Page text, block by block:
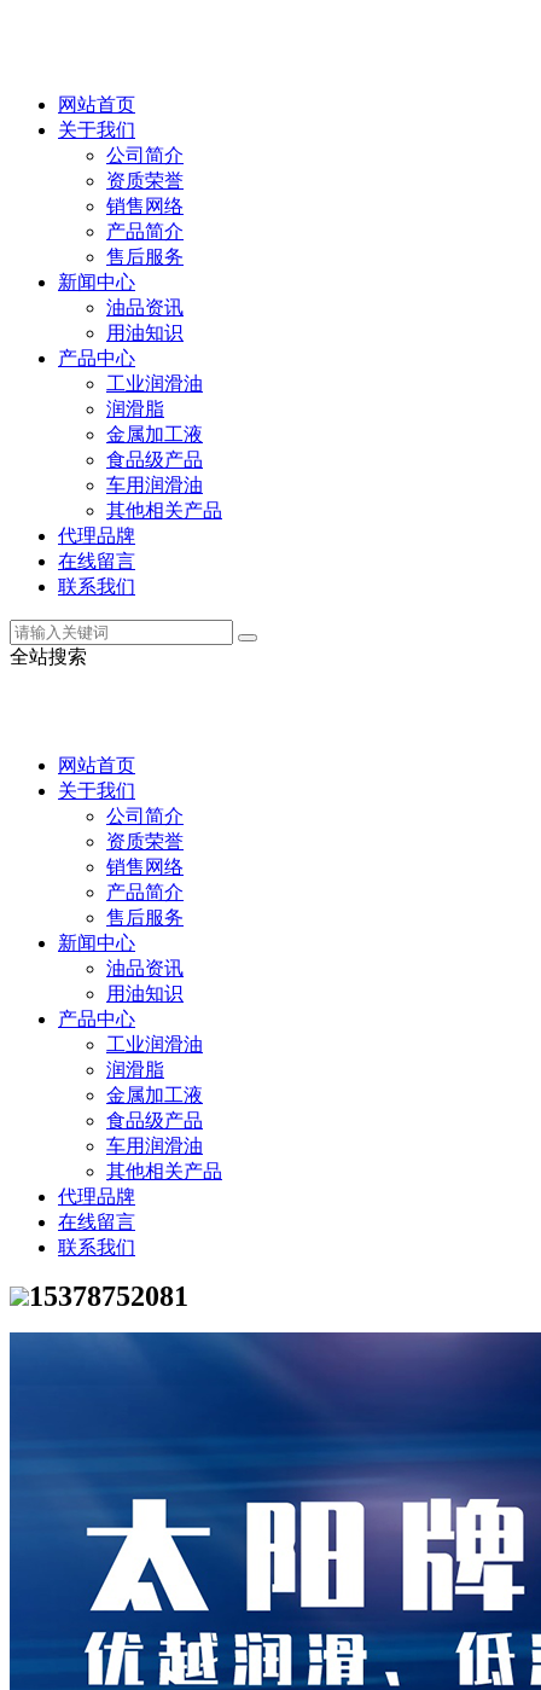
网站首页
关于我们
公司简介
资质荣誉
销售网络
产品简介
售后服务
新闻中心
油品资讯
用油知识
产品中心
工业润滑油
润滑脂
金属加工液
食品级产品
车用润滑油
其他相关产品
代理品牌
在线留言
联系我们
全站搜索
网站首页
关于我们
公司简介
资质荣誉
销售网络
产品简介
售后服务
新闻中心
油品资讯
用油知识
产品中心
工业润滑油
润滑脂
金属加工液
食品级产品
车用润滑油
其他相关产品
代理品牌
在线留言
联系我们
15378752081